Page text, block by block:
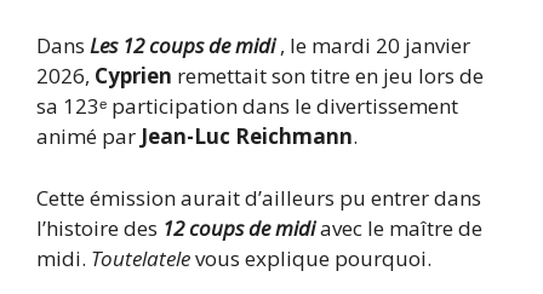
Dans Les 12 coups de midi , le mardi 20 janvier
2026, Cyprien remettait son titre en jeu lors de
sa 123ᵉ participation dans le divertissement
animé par Jean-Luc Reichmann.
Cette émission aurait d’ailleurs pu entrer dans
l’histoire des 12 coups de midiavec le maître de
midi. Toutelatelevous explique pourquoi.